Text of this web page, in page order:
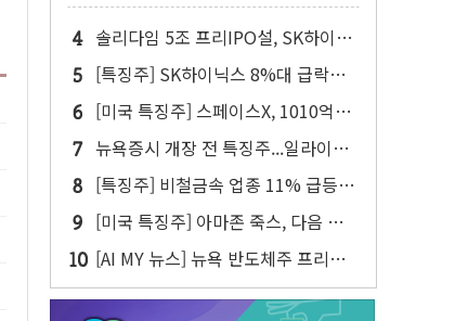
동
솔리다임 5조 프리IPO설, SK하이닉
스 "확정된 사항 없다"
[특징주] SK하이닉스 8%대 급락…
주주환원·솔리다임 이슈 부각
[미국 특징주] 스페이스X, 1010억달
러 락업 해제 앞두고 주가 압박 가중
뉴욕증시 개장 전 특징주...일라이릴
리·아리스타네트웍스·디즈니↑ VS
써클·AMD·핀터레스트↓
[특징주] 비철금속 업종 11% 급등…
구리 가격 상승 전망 부각
[미국 특징주] 아마존 죽스, 다음 주
라스베이거스에서 유료 로보택시 운
행 시작
[AI MY 뉴스] 뉴욕 반도체주 프리뷰...
스페이스X 독점 공급 기대에 엔비디
아↑·AMD는 호실적에도 8%↓